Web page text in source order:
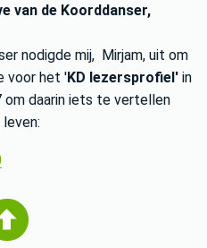
van de Koorddanser,
nodigde mij, Mirjam, uit om
voor het 'KD lezersprofiel' in
om daarin iets te vertellen